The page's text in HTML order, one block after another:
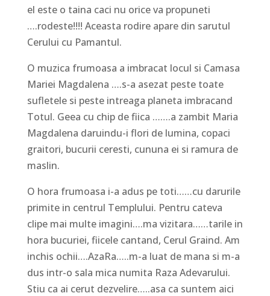
el este o taina caci nu orice va propuneti
….rodeste!!!! Aceasta rodire apare din sarutul
Cerului cu Pamantul.
O muzica frumoasa a imbracat locul si Camasa
Mariei Magdalena ….s-a asezat peste toate
sufletele si peste intreaga planeta imbracand
Totul. Geea cu chip de fiica …….a zambit Maria
Magdalena daruindu-i flori de lumina, copaci
graitori, bucurii ceresti, cununa ei si ramura de
maslin.
O hora frumoasa i-a adus pe toti……cu darurile
primite in centrul Templului. Pentru cateva
clipe mai multe imagini….ma vizitara……tarile in
hora bucuriei, fiicele cantand, Cerul Graind. Am
inchis ochii….AzaRa…..m-a luat de mana si m-a
dus intr-o sala mica numita Raza Adevarului.
Stiu ca ai cerut dezvelire…..asa ca suntem aici